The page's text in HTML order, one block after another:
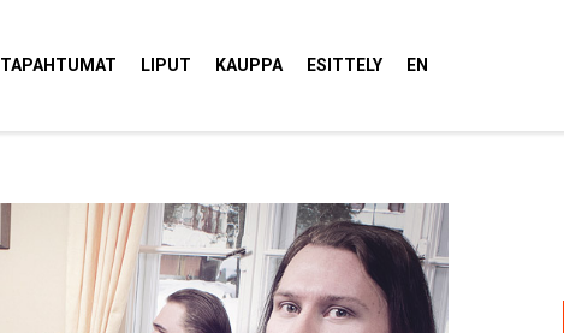
TAPAHTUMAT LIPUT KAUPPA ESITTELY EN